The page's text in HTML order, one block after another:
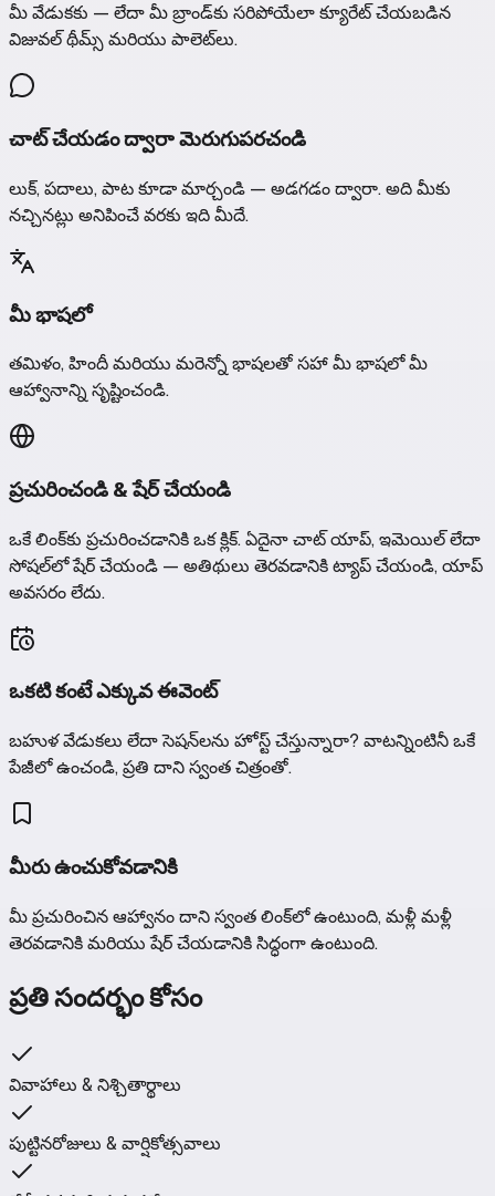
మీ వేడుకకు — లేదా మీ బ్రాండ్‌కు సరిపోయేలా క్యూరేట్ చేయబడిన
విజువల్ థీమ్స్ మరియు పాలెట్‌లు.
చాట్ చేయడం ద్వారా మెరుగుపరచండి
లుక్, పదాలు, పాట కూడా మార్చండి — అడగడం ద్వారా. అది మీకు
నచ్చినట్లు అనిపించే వరకు ఇది మీదే.
మీ భాషలో
తమిళం, హిందీ మరియు మరెన్నో భాషలతో సహా మీ భాషలో మీ
ఆహ్వానాన్ని సృష్టించండి.
ప్రచురించండి & షేర్ చేయండి
ఒకే లింక్‌కు ప్రచురించడానికి ఒక క్లిక్. ఏదైనా చాట్ యాప్, ఇమెయిల్ లేదా
సోషల్‌లో షేర్ చేయండి — అతిథులు తెరవడానికి ట్యాప్ చేయండి, యాప్
అవసరం లేదు.
ఒకటి కంటే ఎక్కువ ఈవెంట్
బహుళ వేడుకలు లేదా సెషన్‌లను హోస్ట్ చేస్తున్నారా? వాటన్నింటినీ ఒకే
పేజీలో ఉంచండి, ప్రతి దాని స్వంత చిత్రంతో.
మీరు ఉంచుకోవడానికి
మీ ప్రచురించిన ఆహ్వానం దాని స్వంత లింక్‌లో ఉంటుంది, మళ్లీ మళ్లీ
తెరవడానికి మరియు షేర్ చేయడానికి సిద్ధంగా ఉంటుంది.
ప్రతి సందర్భం కోసం
వివాహాలు & నిశ్చితార్థాలు
పుట్టినరోజులు & వార్షికోత్సవాలు